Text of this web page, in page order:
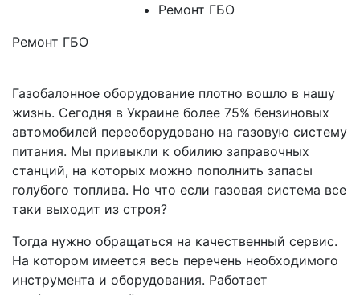
Ремонт ГБО
Ремонт ГБО
Газобалонное оборудование плотно вошло в нашу
жизнь. Сегодня в Украине более 75% бензиновых
автомобилей переоборудовано на газовую систему
питания. Мы привыкли к обилию заправочных
станций, на которых можно пополнить запасы
голубого топлива. Но что если газовая система все
таки выходит из строя?
Тогда нужно обращаться на качественный сервис.
На котором имеется весь перечень необходимого
инструмента и оборудования. Работает